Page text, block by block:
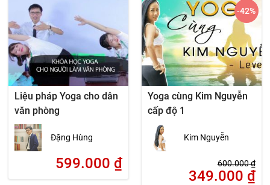
Liệu pháp Yoga cho dân
văn phòng
Đặng Hùng
599.000 ₫
Yoga cùng Kim Nguyễn
cấp độ 1
Kim Nguyễn
600.000₫
349.000 ₫
-42%